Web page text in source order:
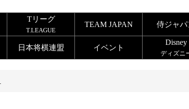
Tリーグ
T.LEAGUE
TEAM JAPAN 侍ジャパ
日本将棋連盟 イベント
Disney
ディズニ